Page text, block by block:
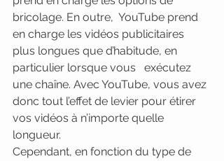
bricolage. En outre,  YouTube prend
en charge les vidéos publicitaires
plus longues que d’habitude, en
particulier lorsque vous   exécutez
une chaîne. Avec YouTube, vous avez
donc tout l’effet de levier pour étirer
vos vidéos à n’importe quelle
longueur.
Cependant, en fonction du type de